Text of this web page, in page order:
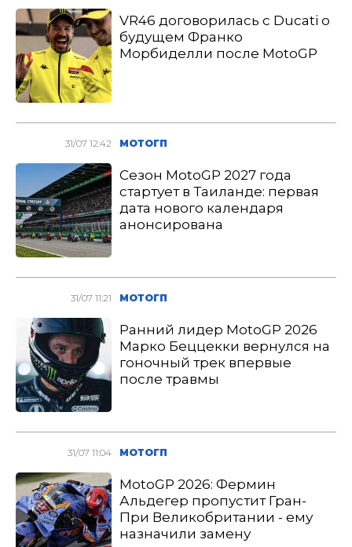
VR46 договорилась с Ducati о
будущем Франко
Морбиделли после MotoGP
31/07 12:42 МОТОГП
Сезон MotoGP 2027 года
стартует в Таиланде: первая
дата нового календаря
анонсирована
31/07 11:21 МОТОГП
Ранний лидер MotoGP 2026
Марко Беццекки вернулся на
гоночный трек впервые
после травмы
31/07 11:04 МОТОГП
MotoGP 2026: Фермин
Альдегер пропустит Гран-
При Великобритании - ему
назначили замену